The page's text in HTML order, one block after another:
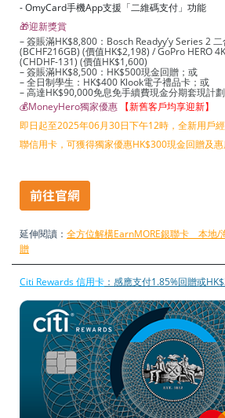
- OmyCard手機App支援「二維碼支付」功能
🎁迎新獎賞
– 簽賬滿HK$8,800：Bosch Readyy’y Series 2
(BCHF216GB) (價值HK$2,198) / GoPro HERO
(CHDHF-131) (價值HK$1,600)
– 簽賬滿HK$8,500：HK$500現金回贈；或
– 全日制學生：HK$400 Klook電子禮品卡；或
– 高達HK$90,000免息免手續費現金分期套現計劃
💰MoneyHero獨家優惠 【新舊客戶均享迎新】
即日起至2025年06月30日下午12時，全新用戶
聯信用卡，可獲得獨家優惠HK$300現金回贈及
延伸閱讀： 全方位解構EarnMORE銀聯卡 本地/
贈
Citi Rewards 信用卡 ：感應支付1.85%回贈或